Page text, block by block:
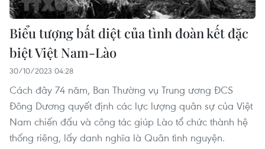
Biểu tượng bất diệt của tình đoàn kết đặc
biệt Việt Nam-Lào
30/10/2023 04:28
Cách đây 74 năm, Ban Thường vụ Trung ương ĐCS
Đông Dương quyết định các lực lượng quân sự của Việt
Nam chiến đấu và công tác giúp Lào tổ chức thành hệ
thống riêng, lấy danh nghĩa là Quân tình nguyện.